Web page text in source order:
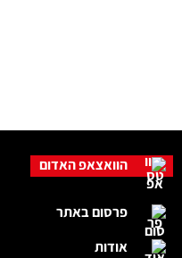
הוואצאפ האדום
פרסום באתר
אודות